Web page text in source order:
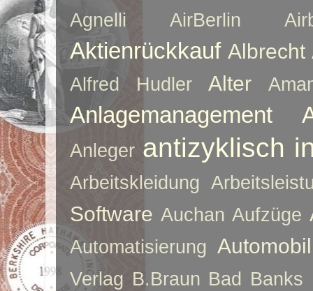
Agnelli AirBerlin
Aktienrückkauf Albrecht
Alfred Hudler Alter
Anlagemanagement
Anleger antizyklisch
Arbeitskleidung
Software Auchan Aufzüge
Automatisierung
Verlag B.Braun Bad Banks